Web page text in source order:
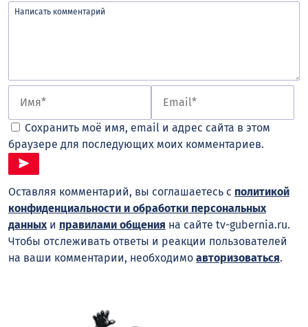
Сохранить моё имя, email и адрес сайта в этом
браузере для последующих моих комментариев.
Оставляя комментарий, вы соглашаетесь с политикой
конфиденциальности и обработки персональных
данных и правилами общения на сайте tv-gubernia.ru.
Чтобы отслеживать ответы и реакции пользователей
на ваши комментарии, необходимо авторизоваться.